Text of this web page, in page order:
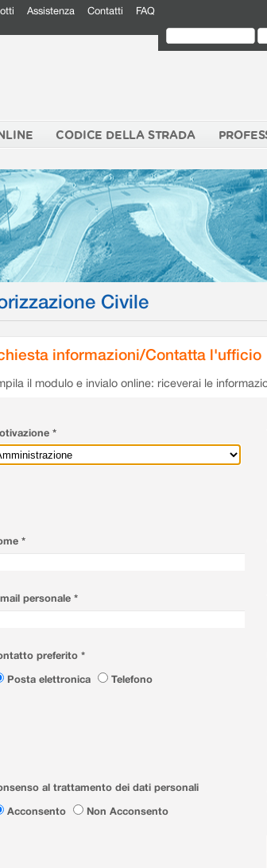
Assistenza Contatti FAQ
CODICE DELLA STRADA
Civile
informazioni/Contatta l'ufficio
il modulo e invialo online: riceverai le
*
*
personale *
preferito *
Posta elettronica
Telefono
al trattamento dei dati personali
Acconsento
Non Acconsento